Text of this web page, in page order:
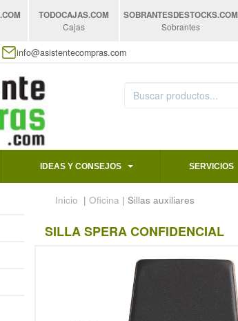
.COM
TODOCAJAS.COM
Cajas
SOBRANTESDESTOCKS.COM
Sobrantes
info@asistentecompras.com
IDEAS Y CONSEJOS SERVICIOS
Inicio | Oficina | Sillas auxiliares
SILLA SPERA CONFIDENCIAL